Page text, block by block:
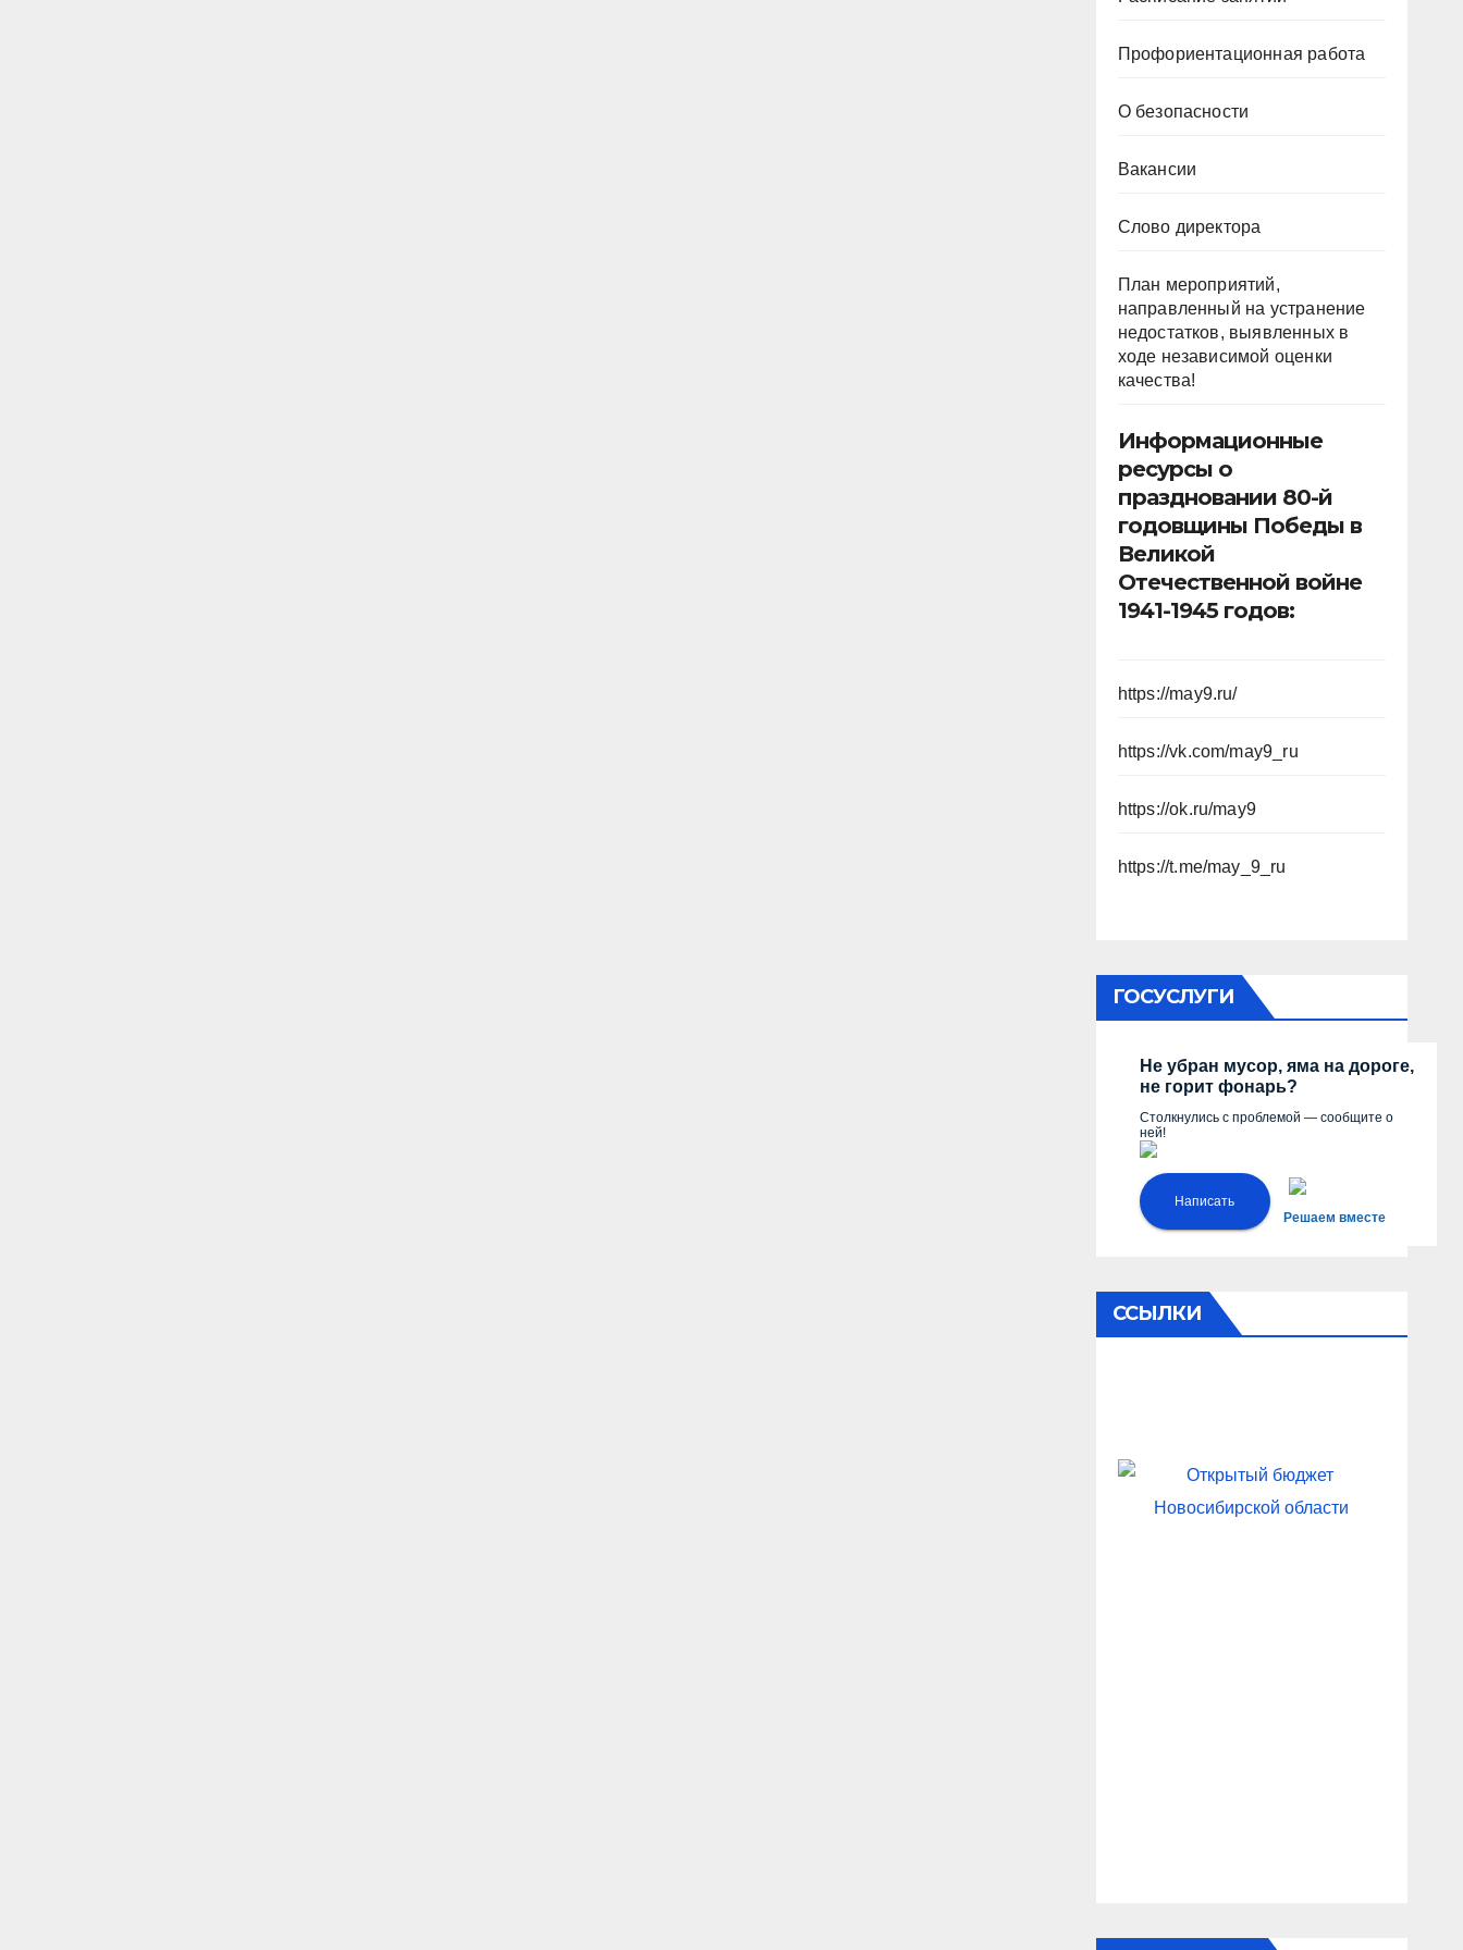
Профориентационная работа
О безопасности
Вакансии
Слово директора
План мероприятий,
направленный на устранение
недостатков, выявленных в
ходе независимой оценки
качества!
Информационные
ресурсы о
праздновании 80-й
годовщины Победы в
Великой
Отечественной войне
1941-1945 годов:
https://may9.ru/
https://vk.com/may9_ru
https://ok.ru/may9
https://t.me/may_9_ru
ГОСУСЛУГИ
Не убран мусор, яма на дороге,
не горит фонарь?
Столкнулись с проблемой — сообщите о
ней!
Написать
Решаем вместе
ССЫЛКИ